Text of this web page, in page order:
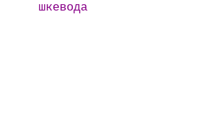
шкевода